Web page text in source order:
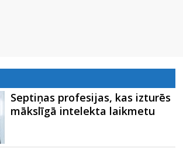
Septiņas profesijas, kas izturēs
mākslīgā intelekta laikmetu